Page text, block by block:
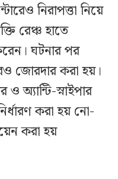
নিরাপত্তা নিয়ে
রেঞ্চ হাতে
ঘটনার পর
জোরদার করা হয়।
ও অ্যান্টি-স্নাইপার
করা হয় নো-
করা হয়